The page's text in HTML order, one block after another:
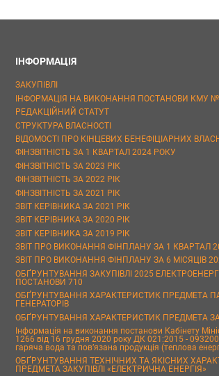
ІНФОРМАЦІЯ
ЗАКУПІВЛІ
ІНФОРМАЦІЯ НА ВИКОНАННЯ ПОСТАНОВИ КМУ №
РЕДАКЦІЙНИЙ СТАТУТ
СТРУКТУРА ВЛАСНОСТІ
ВІДОМОСТІ ПРО КІНЦЕВИХ БЕНЕФІЦІАРНИХ
ФІНЗВІТНІСТЬ ЗА 1 КВАРТАЛ 2024 РОКУ
ФІНЗВІТНІСТЬ ЗА 2023 РІК
ФІНЗВІТНІСТЬ ЗА 2022 РІК
ФІНЗВІТНІСТЬ ЗА 2021 РІК
ЗВІТ КЕРІВНИКА ЗА 2021 РІК
ЗВІТ КЕРІВНИКА ЗА 2020 РІК
ЗВІТ КЕРІВНИКА ЗА 2019 РІК
ЗВІТ ПРО ВИКОНАННЯ ФІНПЛАНУ ЗА 1 КВАРТАЛ
ЗВІТ ПРО ВИКОНАННЯ ФІНПЛАНУ ЗА 6 МІСЯЦІВ
ОБҐРУНТУВАННЯ ЗАКУПІВЛІ 2025
ПОСТАНОВИ 710
ОБҐРУНТУВАННЯ ХАРАКТЕРИСТИК ПРЕДМЕТА
ГЕНЕРАТОРІВ
ОБҐРУНТУВАННЯ ХАРАКТЕРИСТИК ПРЕДМЕТА
Інформація на виконання постанови Кабінету
1266 від 16 грудня 2020 року ДК 021:2015 -
гаряча вода та пов’язана продукція (теплова
ОБҐРУНТУВАННЯ ТЕХНІЧНИХ ТА ЯКІСНИХ
ПРЕДМЕТА ЗАКУПІВЛІ «ЕЛЕКТРИЧНА ЕНЕРГІЯ»